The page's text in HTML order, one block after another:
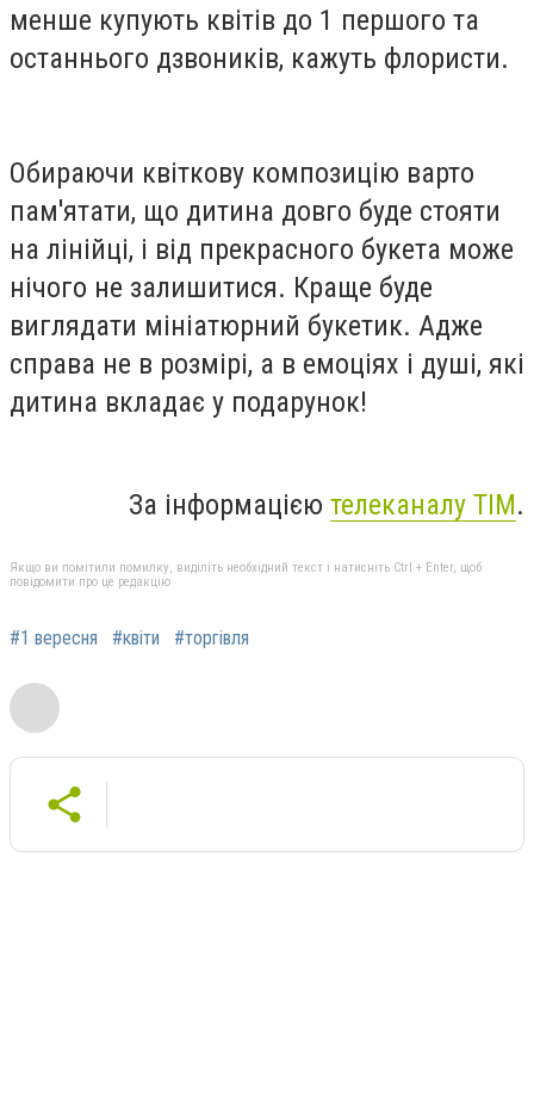
менше купують квітів до 1 першого та
останнього дзвоників, кажуть флористи.
Обираючи квіткову композицію варто
пам'ятати, що дитина довго буде стояти
на лінійці, і від прекрасного букета може
нічого не залишитися. Краще буде
виглядати мініатюрний букетик. Адже
справа не в розмірі, а в емоціях і душі, які
дитина вкладає у подарунок!
За інформацією телеканалу ТІМ.
Якщо ви помітили помилку, виділіть необхідний текст і натисніть Ctrl + Enter, щоб
повідомити про це редакцію
#1 вересня #квіти #торгівля